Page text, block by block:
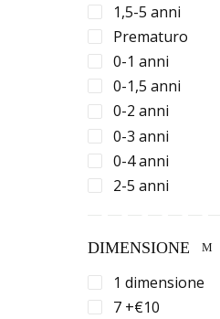
1,5-5 anni
Prematuro
0-1 anni
0-1,5 anni
0-2 anni
0-3 anni
0-4 anni
2-5 anni
DIMENSIONE
1 dimensione
7 +€10